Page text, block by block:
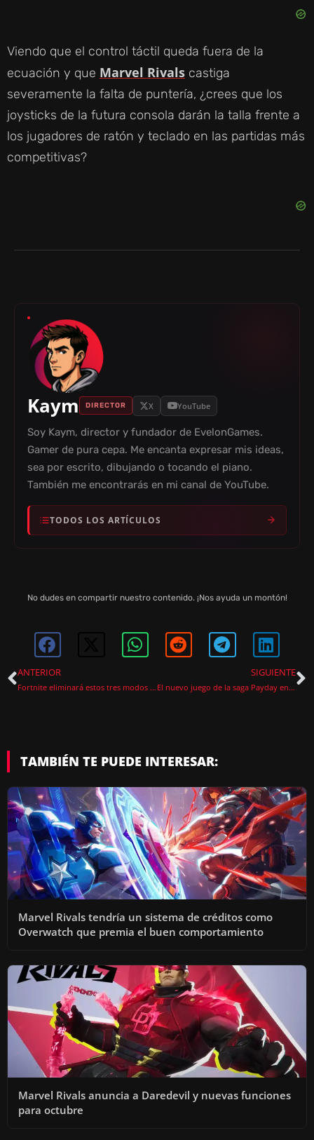
Viendo que el control táctil queda fuera de la
ecuación y que Marvel Rivals castiga
severamente la falta de puntería, ¿crees que los
joysticks de la futura consola darán la talla frente a
los jugadores de ratón y teclado en las partidas más
competitivas?
Kaym DIRECTOR X YouTube
Soy Kaym, director y fundador de EvelonGames.
Gamer de pura cepa. Me encanta expresar mis ideas,
sea por escrito, dibujando o tocando el piano.
También me encontrarás en mi canal de YouTube.
TODOS LOS ARTÍCULOS
No dudes en compartir nuestro contenido. ¡Nos ayuda un montón!
ANTERIOR
Fortnite eliminará estos tres modos de juego en 2026
SIGUIENTE
El nuevo juego de la saga Payday en VR reinventa los atracos cooperativos
TAMBIÉN TE PUEDE INTERESAR:
Marvel Rivals tendría un sistema de créditos como
Overwatch que premia el buen comportamiento
Marvel Rivals anuncia a Daredevil y nuevas funciones
para octubre